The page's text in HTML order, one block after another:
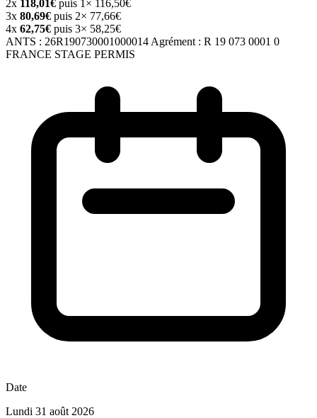
2x 118,01€ puis 1× 116,50€
3x 80,69€ puis 2× 77,66€
4x 62,75€ puis 3× 58,25€
ANTS : 26R190730001000014 Agrément : R 19 073 0001 0
FRANCE STAGE PERMIS
Date
Lundi 31 août 2026